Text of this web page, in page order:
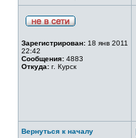
Зарегистрирован: 18 янв 2011
22:42
Сообщения: 4883
Откуда: г. Курск
Вернуться к началу